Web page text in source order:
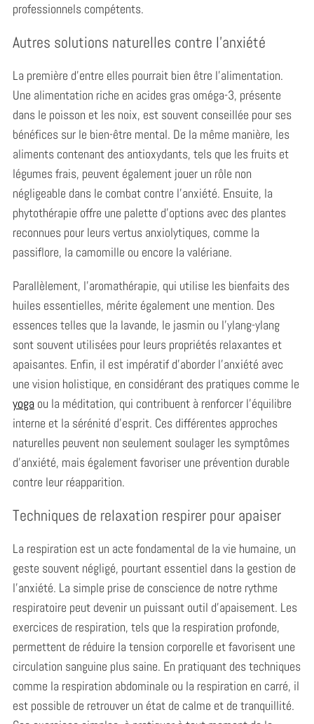
professionnels compétents.
Autres solutions naturelles contre l’anxiété
La première d’entre elles pourrait bien être l’alimentation.
Une alimentation riche en acides gras oméga-3, présente
dans le poisson et les noix, est souvent conseillée pour ses
bénéfices sur le bien-être mental. De la même manière, les
aliments contenant des antioxydants, tels que les fruits et
légumes frais, peuvent également jouer un rôle non
négligeable dans le combat contre l’anxiété. Ensuite, la
phytothérapie offre une palette d’options avec des plantes
reconnues pour leurs vertus anxiolytiques, comme la
passiflore, la camomille ou encore la valériane.
Parallèlement, l’aromathérapie, qui utilise les bienfaits des
huiles essentielles, mérite également une mention. Des
essences telles que la lavande, le jasmin ou l’ylang-ylang
sont souvent utilisées pour leurs propriétés relaxantes et
apaisantes. Enfin, il est impératif d’aborder l’anxiété avec
une vision holistique, en considérant des pratiques comme le
yogaou la méditation, qui contribuent à renforcer l’équilibre
interne et la sérénité d’esprit. Ces différentes approches
naturelles peuvent non seulement soulager les symptômes
d’anxiété, mais également favoriser une prévention durable
contre leur réapparition.
Techniques de relaxation respirer pour apaiser
La respiration est un acte fondamental de la vie humaine, un
geste souvent négligé, pourtant essentiel dans la gestion de
l’anxiété. La simple prise de conscience de notre rythme
respiratoire peut devenir un puissant outil d’apaisement. Les
exercices de respiration, tels que la respiration profonde,
permettent de réduire la tension corporelle et favorisent une
circulation sanguine plus saine. En pratiquant des techniques
comme la respiration abdominale ou la respiration en carré, il
est possible de retrouver un état de calme et de tranquillité.
e
a
r
c
o